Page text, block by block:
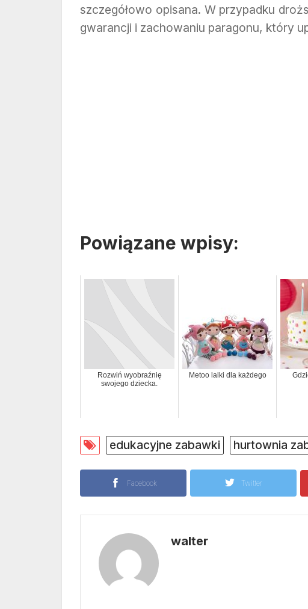
szczegółowo opisana. W przypadku
gwarancji i zachowaniu paragonu, który
Powiązane wpisy:
Rozwiń wyobraźnię
swojego dziecka.
Metoo lalki dla każdego
edukacyjne zabawki hurtownia
Facebook Twitter
walter